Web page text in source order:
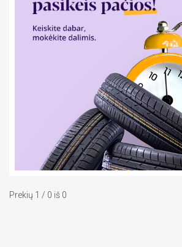
Prekių 1 / 0 iš 0